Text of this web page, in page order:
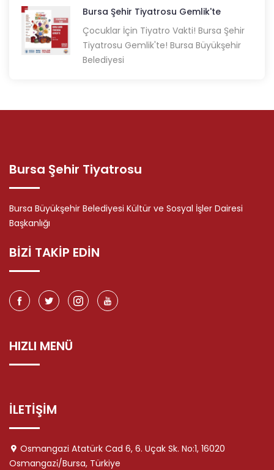
Bursa Şehir Tiyatrosu Gemlik'te
Çocuklar İçin Tiyatro Vakti! Bursa Şehir
Tiyatrosu Gemlik'te! Bursa Büyükşehir
Belediyesi
Bursa Şehir Tiyatrosu
Bursa Büyükşehir Belediyesi Kültür ve Sosyal İşler Dairesi
Başkanlığı
BİZİ TAKİP EDİN
HIZLI MENÜ
İLETİŞİM
Osmangazi Atatürk Cad 6, 6. Uçak Sk. No:1, 16020
Osmangazi̇/Bursa, Türkiye